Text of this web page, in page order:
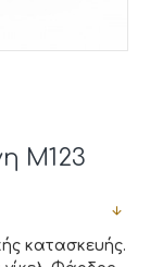
M123
κατασκευής.